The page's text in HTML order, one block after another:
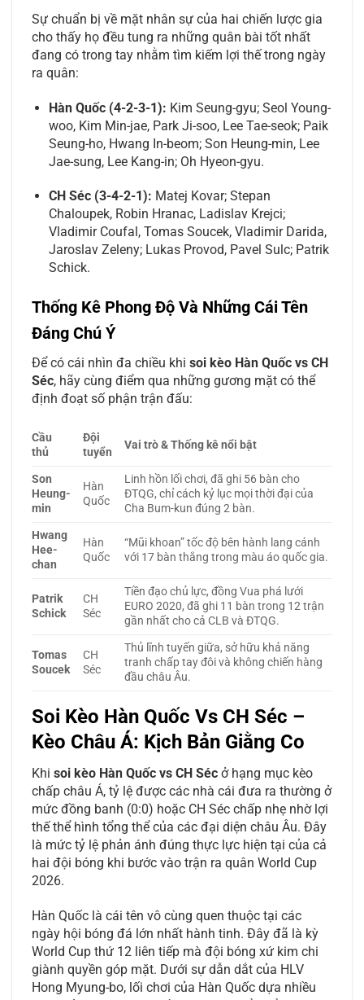
Sự chuẩn bị về mặt nhân sự của hai chiến lược gia
cho thấy họ đều tung ra những quân bài tốt nhất
đang có trong tay nhằm tìm kiếm lợi thế trong ngày
ra quân:
Hàn Quốc (4-2-3-1): Kim Seung-gyu; Seol Young-
woo, Kim Min-jae, Park Ji-soo, Lee Tae-seok; Paik
Seung-ho, Hwang In-beom; Son Heung-min, Lee
Jae-sung, Lee Kang-in; Oh Hyeon-gyu.
CH Séc (3-4-2-1): Matej Kovar; Stepan
Chaloupek, Robin Hranac, Ladislav Krejci;
Vladimir Coufal, Tomas Soucek, Vladimir Darida,
Jaroslav Zeleny; Lukas Provod, Pavel Sulc; Patrik
Schick.
Thống Kê Phong Độ Và Những Cái Tên
Đáng Chú Ý
Để có cái nhìn đa chiều khi soi kèo Hàn Quốc vs CH
Séc, hãy cùng điểm qua những gương mặt có thể
định đoạt số phận trận đấu:
Cầu
thủ
Đội
tuyển
Vai trò & Thống kê nổi bật
Son
Heung-
min
Hàn
Quốc
Linh hồn lối chơi, đã ghi 56 bàn cho
ĐTQG, chỉ cách kỷ lục mọi thời đại của
Cha Bum-kun đúng 2 bàn.
Hwang
Hee-
chan
Hàn
Quốc
“Mũi khoan” tốc độ bên hành lang cánh
với 17 bàn thắng trong màu áo quốc gia.
Patrik
Schick
CH
Séc
Tiền đạo chủ lực, đồng Vua phá lưới
EURO 2020, đã ghi 11 bàn trong 12 trận
gần nhất cho cả CLB và ĐTQG.
Tomas
Soucek
CH
Séc
Thủ lĩnh tuyến giữa, sở hữu khả năng
tranh chấp tay đôi và không chiến hàng
đầu châu Âu.
Soi Kèo Hàn Quốc Vs CH Séc –
Kèo Châu Á: Kịch Bản Giằng Co
Khi soi kèo Hàn Quốc vs CH Séc ở hạng mục kèo
chấp châu Á, tỷ lệ được các nhà cái đưa ra thường ở
mức đồng banh (0:0) hoặc CH Séc chấp nhẹ nhờ lợi
thế thể hình tổng thể của các đại diện châu Âu. Đây
là mức tỷ lệ phản ánh đúng thực lực hiện tại của cả
hai đội bóng khi bước vào trận ra quân World Cup
2026.
Hàn Quốc là cái tên vô cùng quen thuộc tại các
ngày hội bóng đá lớn nhất hành tinh. Đây đã là kỳ
World Cup thứ 12 liên tiếp mà đội bóng xứ kim chi
giành quyền góp mặt. Dưới sự dẫn dắt của HLV
Hong Myung-bo, lối chơi của Hàn Quốc dựa nhiều